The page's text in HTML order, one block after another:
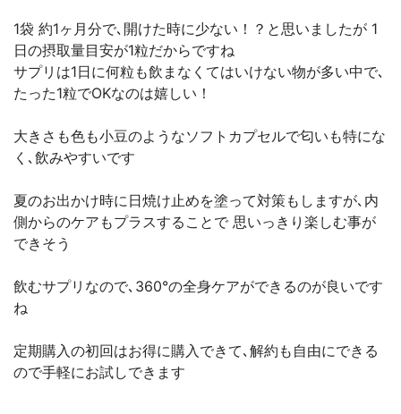
1袋 約1ヶ月分で､開けた時に少ない！？と思いましたが 1
日の摂取量目安が1粒だからですね
サプリは1日に何粒も飲まなくてはいけない物が多い中で､
たった1粒でOKなのは嬉しい！
大きさも色も小豆のようなソフトカプセルで匂いも特にな
く､飲みやすいです
夏のお出かけ時に日焼け止めを塗って対策もしますが､内
側からのケアもプラスすることで 思いっきり楽しむ事が
できそう
飲むサプリなので､360°の全身ケアができるのが良いです
ね
定期購入の初回はお得に購入できて､解約も自由にできる
ので手軽にお試しできます